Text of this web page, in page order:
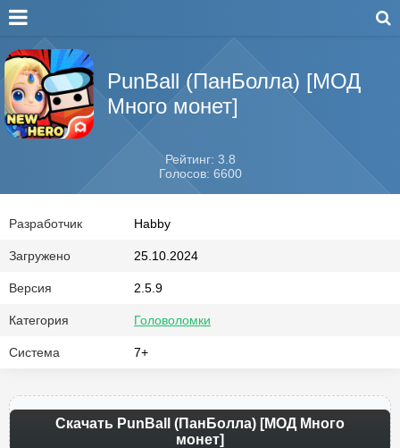
PunBall (ПанБолла) [МОД
Много монет]
Рейтинг: 3.8
Голосов: 6600
Разработчик Habby
Загружено 25.10.2024
Версия 2.5.9
Категория Головоломки
Система 7+
Скачать PunBall (ПанБолла) [МОД Много
монет]